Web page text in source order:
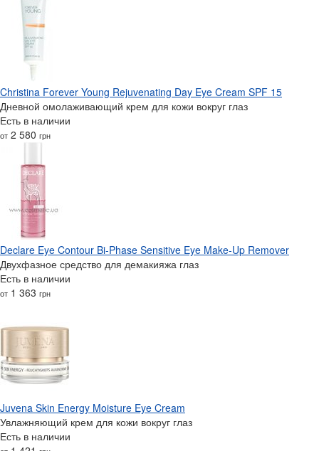
Christina Forever Young Rejuvenating Day Eye Cream SPF 15
Дневной омолаживающий крем для кожи вокруг глаз
Есть в наличии
от 2 580 грн
Declare Eye Contour Bi-Phase Sensitive Eye Make-Up Remover
Двухфазное средство для демакияжа глаз
Есть в наличии
от 1 363 грн
Juvena Skin Energy Moisture Eye Cream
Увлажняющий крем для кожи вокруг глаз
Есть в наличии